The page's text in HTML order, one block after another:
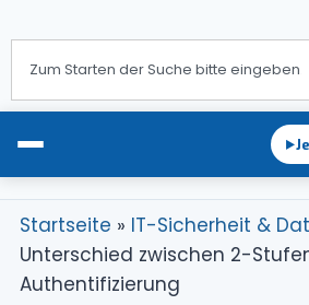
EDV-Betreuung
►
Startseite » IT-Sicherheit &
Unterschied zwischen 2-
Authentifizierung